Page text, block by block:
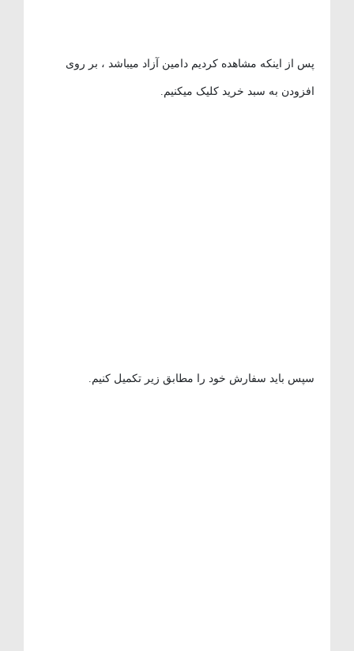
پس از اینکه مشاهده کردیم دامین آزاد میباشد ، بر روی
افزودن به سبد خرید کلیک میکنیم.
سپس باید سفارش خود را مطابق زیر تکمیل کنیم.